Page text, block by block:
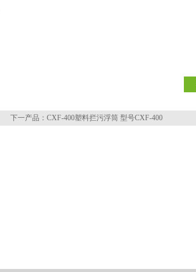
下一产品： CXF-400塑料拦污浮筒 型号CXF-400